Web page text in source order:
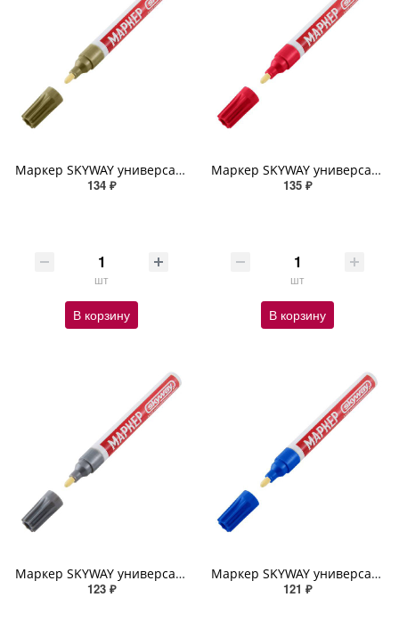
Маркер SKYWAY универсальный с наконечником из фетра, цвет золотой
134 ₽
шт
В корзину
Маркер SKYWAY универсальный с наконечником из фетра, цвет красный
135 ₽
шт
В корзину
Маркер SKYWAY универсальный с наконечником из фетра, цвет серебряный
123 ₽
Маркер SKYWAY универсальный с наконечником из фетра, цвет синий
121 ₽